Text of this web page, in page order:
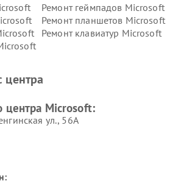
Ремонт геймпадов Microsoft
Ремонт планшетов Microsoft
Ремонт клавиатур Microsoft
центра
центра Microsoft:
ул., 56А